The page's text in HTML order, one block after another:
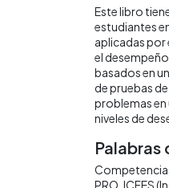
Este libro
estudiantes
aplicadas por
el
basados en
de pruebas
problemas en
niveles de
Palabras
PRO ICFES